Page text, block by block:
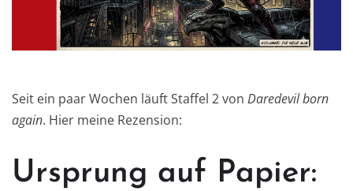
Seit ein paar Wochen läuft Staffel 2 von Daredevil born
again. Hier meine Rezension:
Ursprung auf Papier: